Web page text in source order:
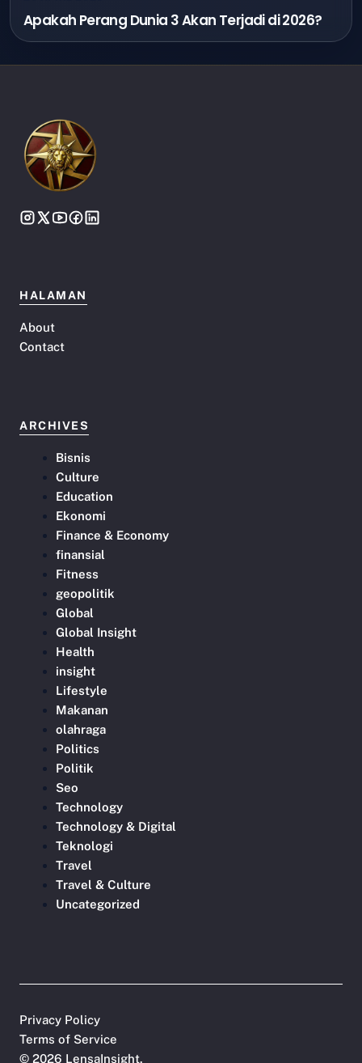
Apakah Perang Dunia 3 Akan Terjadi di 2026?
HALAMAN
About
Contact
ARCHIVES
Bisnis
Culture
Education
Ekonomi
Finance & Economy
finansial
Fitness
geopolitik
Global
Global Insight
Health
insight
Lifestyle
Makanan
olahraga
Politics
Politik
Seo
Technology
Technology & Digital
Teknologi
Travel
Travel & Culture
Uncategorized
© 2026 LensaInsight.
Privacy Policy
Terms of Service